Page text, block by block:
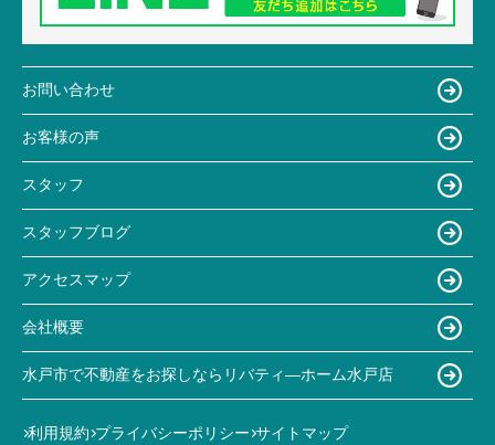
お問い合わせ
お客様の声
スタッフ
スタッフブログ
アクセスマップ
会社概要
水戸市で不動産をお探しならリバティ―ホーム水戸店
利用規約 プライバシーポリシー サイトマップ